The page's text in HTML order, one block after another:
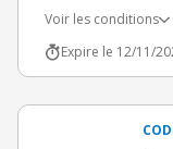
Voir les conditions
Expire le 12/11/